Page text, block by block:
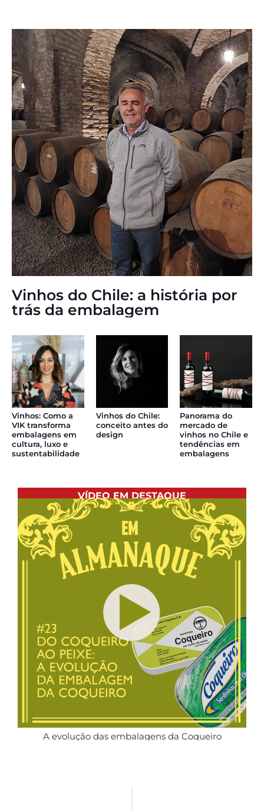
Vinhos do Chile: a história por
trás da embalagem
Vinhos: Como a
VIK transforma
embalagens em
cultura, luxo e
sustentabilidade
Vinhos do Chile:
conceito antes do
design
Panorama do
mercado de
vinhos no Chile e
tendências em
embalagens
VÍDEO EM DESTAQUE
A evolução das embalagens da Coqueiro